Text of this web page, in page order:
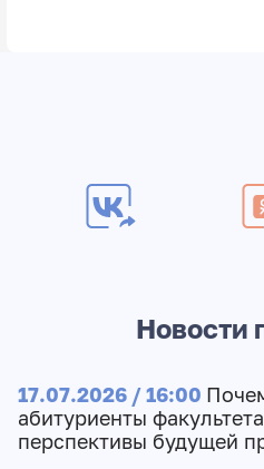
Новости
17.07.2026 / 16:00
абитуриенты
перспективы будущей